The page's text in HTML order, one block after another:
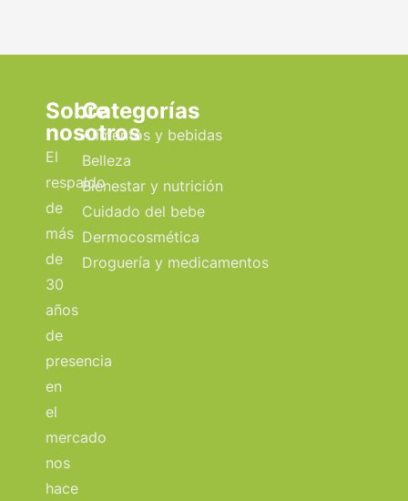
Sobre
nosotros
El
respaldo
de
más
de
30
años
de
presencia
en
el
mercado
nos
hace
Categorías
Alimentos y bebidas
Belleza
Bienestar y nutrición
Cuidado del bebe
Dermocosmética
Droguería y medicamentos